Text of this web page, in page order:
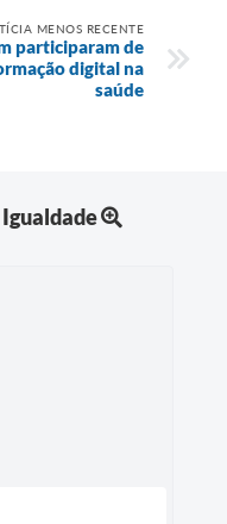
MENOS RECENTE
participaram de
digital na
saúde
Igualdade